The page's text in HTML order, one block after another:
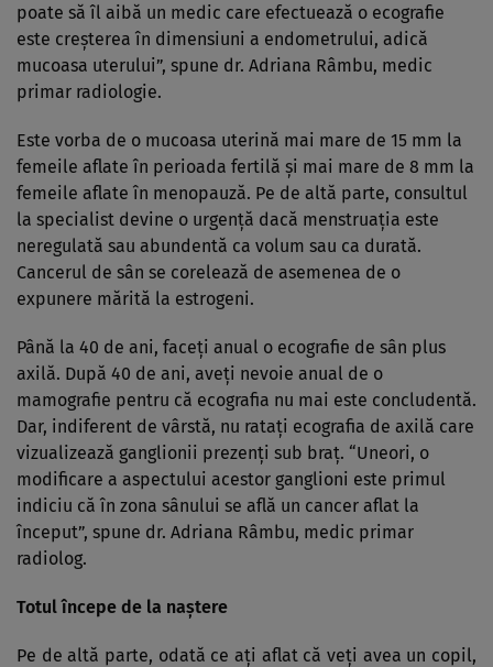
poate să îl aibă un medic care efectuează o ecografie
este creşterea în dimensiuni a endometrului, adică
mucoasa uterului”, spune dr. Adriana Râmbu, medic
primar radiologie.
Este vorba de o mucoasa uterină mai mare de 15 mm la
femeile aflate în perioada fertilă şi mai mare de 8 mm la
femeile aflate în menopauză. Pe de altă parte, consultul
la specialist devine o urgenţă dacă menstruaţia este
neregulată sau abundentă ca volum sau ca durată.
Cancerul de sân se corelează de asemenea de o
expunere mărită la estrogeni.
Până la 40 de ani, faceţi anual o ecografie de sân plus
axilă. După 40 de ani, aveţi nevoie anual de o
mamografie pentru că ecografia nu mai este concludentă.
Dar, indiferent de vârstă, nu rataţi ecografia de axilă care
vizualizează ganglionii prezenţi sub braţ. “Uneori, o
modificare a aspectului acestor ganglioni este primul
indiciu că în zona sânului se află un cancer aflat la
început”, spune dr. Adriana Râmbu, medic primar
radiolog.
Totul începe de la naştere
Pe de altă parte, odată ce aţi aflat că veţi avea un copil,